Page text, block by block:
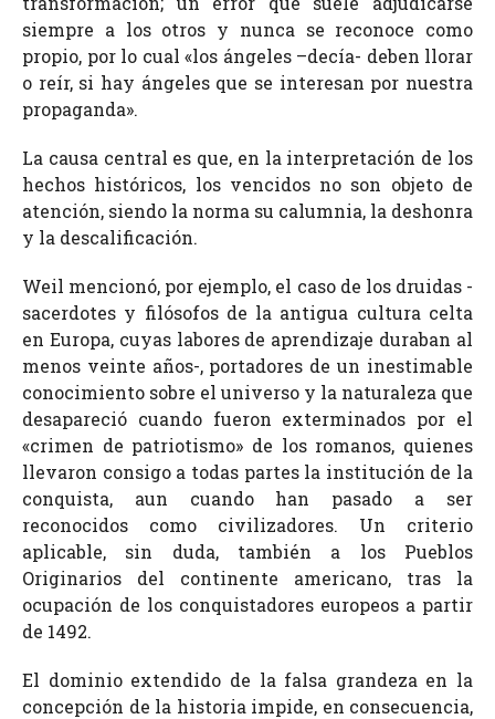
siempre a los otros y nunca se reconoce como
propio, por lo cual «los ángeles –decía- deben llorar
o reír, si hay ángeles que se interesan por nuestra
propaganda».
La causa central es que, en la interpretación de los
hechos históricos, los vencidos no son objeto de
atención, siendo la norma su calumnia, la deshonra
y la descalificación.
Weil mencionó, por ejemplo, el caso de los druidas -
sacerdotes y filósofos de la antigua cultura celta
en Europa, cuyas labores de aprendizaje duraban al
menos veinte años-, portadores de un inestimable
conocimiento sobre el universo y la naturaleza que
desapareció cuando fueron exterminados por el
«crimen de patriotismo» de los romanos, quienes
llevaron consigo a todas partes la institución de la
conquista, aun cuando han pasado a ser
reconocidos como civilizadores. Un criterio
aplicable, sin duda, también a los Pueblos
Originarios del continente americano, tras la
ocupación de los conquistadores europeos a partir
de 1492.
El dominio extendido de la falsa grandeza en la
concepción de la historia impide, en consecuencia,